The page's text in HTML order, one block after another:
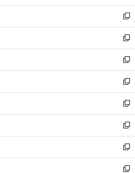
開
く
ウ
で
開
く
ン
ド
ウ
で
開
く
新
し
い
ウ
ィ
ン
ド
ウ
で
開
く
新
し
い
ウ
ィ
ン
ド
ウ
で
開
く
新
し
い
ウ
ィ
ン
ド
ウ
で
開
く
新
し
い
ウ
ィ
ン
ド
ウ
で
新
し
い
ウ
ィ
ン
ド
新
し
い
ウ
ィ
新
し
い
新